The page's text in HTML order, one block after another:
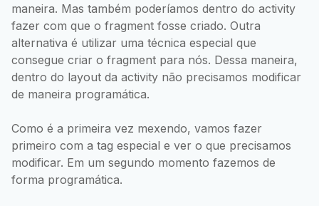
maneira. Mas também poderíamos dentro do activity
fazer com que o fragment fosse criado. Outra
alternativa é utilizar uma técnica especial que
consegue criar o fragment para nós. Dessa maneira,
dentro do layout da activity não precisamos modificar
de maneira programática.
Como é a primeira vez mexendo, vamos fazer
primeiro com a tag especial e ver o que precisamos
modificar. Em um segundo momento fazemos de
forma programática.